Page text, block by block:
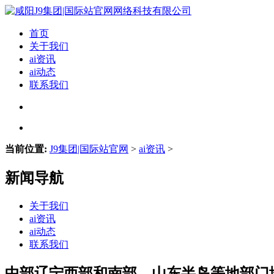
首页
关于我们
ai资讯
ai动态
联系我们
当前位置: J9集团|国际站官网 > ai资讯 >
新闻导航
关于我们
ai资讯
ai动态
联系我们